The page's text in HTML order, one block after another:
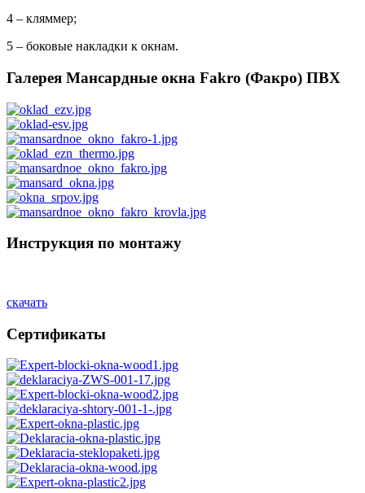
4 – кляммер;
5 – боковые накладки к окнам.
Галерея Мансардные окна Fakro (Факро) ПВХ
Инструкция по монтажу
скачать
Сертификаты